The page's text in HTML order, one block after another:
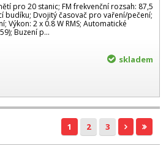
pro 20 stanic; FM frekvenční rozsah: 87,5
budíku; Dvojitý časovač pro vaření/pečení;
Výkon: 2 x 0.8 W RMS; Automatické
Buzení p...
skladem
1 2 3